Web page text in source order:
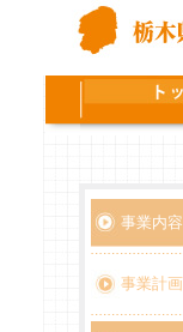
事業内容
事業計画